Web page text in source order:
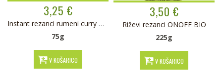
3,25 €
Instant rezanci rumeni curry ONOFF BIO
75g
V KOŠARICO
3,50 €
Riževi rezanci ONOFF BIO
225g
V KOŠARICO